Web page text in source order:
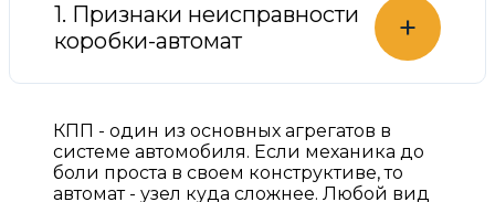
1. Признаки неисправности
коробки-автомат
+
КПП - один из основных агрегатов в
системе автомобиля. Если механика до
боли проста в своем конструктиве, то
автомат - узел куда сложнее. Любой вид